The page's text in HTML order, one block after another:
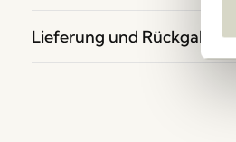
Lieferung und Rückgabe